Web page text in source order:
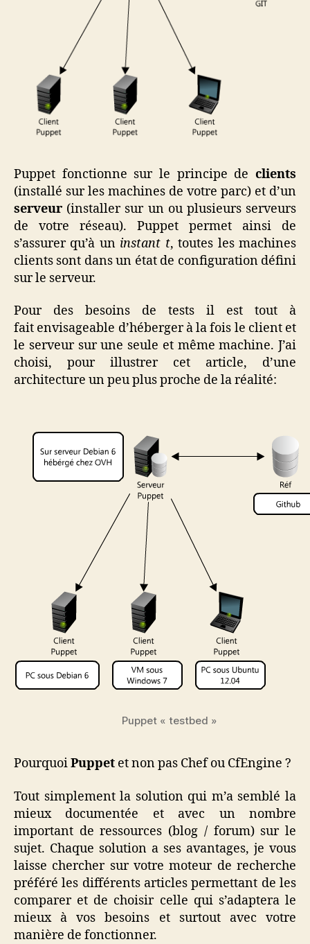
Puppet fonctionne sur le principe de clients
(installé sur les machines de votre parc) et d’un
serveur (installer sur un ou plusieurs serveurs
de votre réseau). Puppet permet ainsi de
s’assurer qu’à un instant t, toutes les machines
clients sont dans un état de configuration défini
sur le serveur.
Pour des besoins de tests il est tout à
fait envisageable d’héberger à la fois le client et
le serveur sur une seule et même machine. J’ai
choisi, pour illustrer cet article, d’une
architecture un peu plus proche de la réalité:
Puppet « testbed »
PourquoiPuppet et non pas Chef ou CfEngine ?
Tout simplement la solution qui m’a semblé la
mieux documentée et avec un nombre
important de ressources (blog / forum) sur le
sujet. Chaque solution a ses avantages, je vous
laisse chercher sur votre moteur de recherche
préféré les différents articles permettant de les
comparer et de choisir celle qui s’adaptera le
mieux à vos besoins et surtout avec votre
manière de fonctionner.